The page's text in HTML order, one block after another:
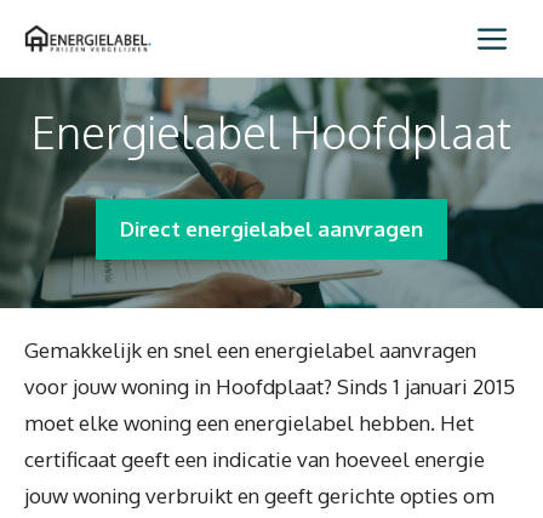
naar
Energielabel Hoofdplaat
Direct energielabel aanvragen
Gemakkelijk en snel een energielabel aanvragen
voor jouw woning in Hoofdplaat? Sinds 1 januari 2015
moet elke woning een energielabel hebben. Het
certificaat geeft een indicatie van hoeveel energie
jouw woning verbruikt en geeft gerichte opties om